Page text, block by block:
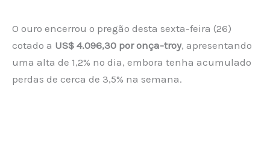
O ouro encerrou o pregão desta sexta-feira (26)
cotado a US$ 4.096,30 por onça-troy, apresentando
uma alta de 1,2% no dia, embora tenha acumulado
perdas de cerca de 3,5% na semana.